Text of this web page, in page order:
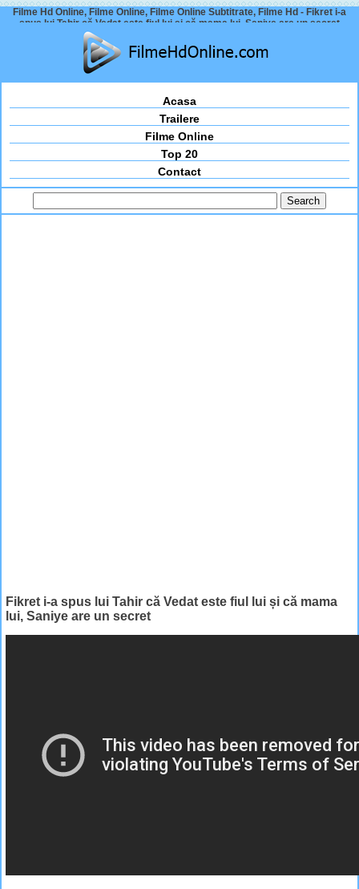
Filme Hd Online, Filme Online, Filme Online Subtitrate, Filme Hd - Fikret i-a
spus lui Tahir că Vedat este fiul lui și că mama lui, Saniye are un secret
Acasa
Trailere
Filme Online
Top 20
Contact
Fikret i-a spus lui Tahir că Vedat este fiul lui și că mama
lui, Saniye are un secret